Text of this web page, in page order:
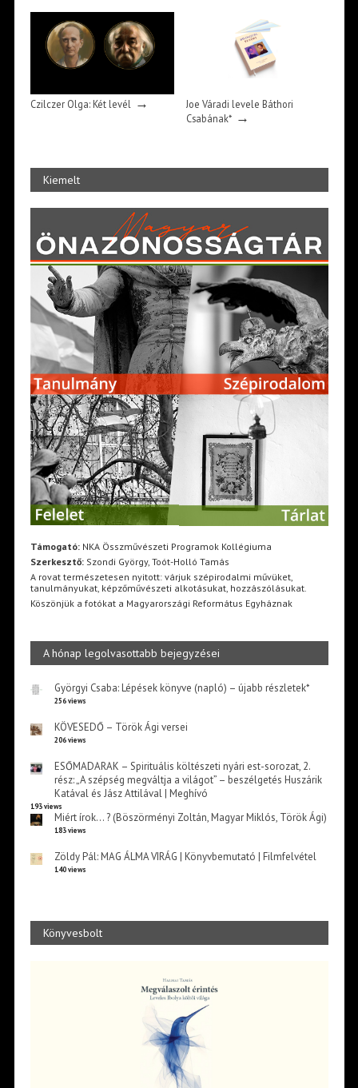
Czilczer Olga: Két levél→
Joe Váradi levele Báthori
Csabának*→
Kiemelt
Támogató:NKA Összművészeti Programok Kollégiuma
Szerkesztő:Szondi György, Toót-Holló Tamás
A rovat természetesen nyitott: várjuk szépirodalmi művüket,
tanulmányukat, képzőművészeti alkotásukat, hozzászólásukat.
Köszönjük a fotókat a Magyarországi Református Egyháznak
A hónap legolvasottabb bejegyzései
Györgyi Csaba: Lépések könyve (napló) – újabb részletek*
256 views
KÖVESEDŐ – Török Ági versei
206 views
ESŐMADARAK – Spirituális költészeti nyári est-sorozat, 2.
rész: „A szépség megváltja a világot” – beszélgetés Huszárik
Katával és Jász Attilával | Meghívó
193 views
Miért írok… ? (Böszörményi Zoltán, Magyar Miklós, Török Ági)
183 views
Zöldy Pál: MAG ÁLMA VIRÁG | Könyvbemutató | Filmfelvétel
140 views
Könyvesbolt